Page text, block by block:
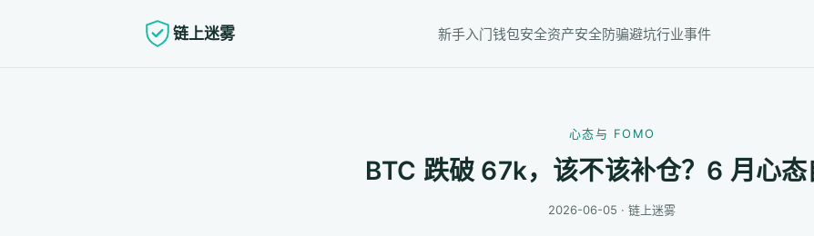
链上迷雾 新手入门钱包安全资产安全防骗避坑行业事件
心态与 FOMO
BTC 跌破 67k，该不该补仓？6 月心态
2026-06-05 · 链上迷雾